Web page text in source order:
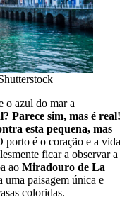
o azul do mar a
Parece sim, mas é real!
esta pequena, mas
porto é o coração e a vida
ficar a observar a
ao Miradouro de La
uma paisagem única e
coloridas.